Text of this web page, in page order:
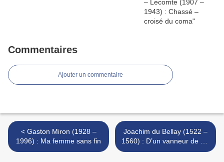
Commentaires
Ajouter un commentaire
< Gaston Miron (1928 –
1996) : Ma femme sans fin
Joachim du Bellay (1522 –
1560) : D’un vanneur de blé
aux vents >